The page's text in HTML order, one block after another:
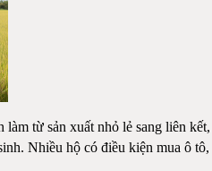
từ sản xuất nhỏ lẻ sang liên kết,
Nhiều hộ có điều kiện mua ô tô,